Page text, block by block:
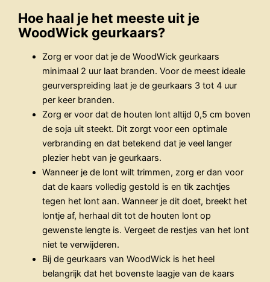
Hoe haal je het meeste uit je
WoodWick geurkaars?
Zorg er voor dat je de WoodWick geurkaars
minimaal 2 uur laat branden. Voor de meest ideale
geurverspreiding laat je de geurkaars 3 tot 4 uur
per keer branden.
Zorg er voor dat de houten lont altijd 0,5 cm boven
de soja uit steekt. Dit zorgt voor een optimale
verbranding en dat betekend dat je veel langer
plezier hebt van je geurkaars.
Wanneer je de lont wilt trimmen, zorg er dan voor
dat de kaars volledig gestold is en tik zachtjes
tegen het lont aan. Wanneer je dit doet, breekt het
lontje af, herhaal dit tot de houten lont op
gewenste lengte is. Vergeet de restjes van het lont
niet te verwijderen.
Bij de geurkaars van WoodWick is het heel
belangrijk dat het bovenste laagje van de kaars